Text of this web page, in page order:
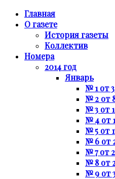
Главная
О газете
История газеты
Коллектив
Номера
2014 год
Январь
№ 1 от
№ 2 от
№ 3 от
№ 4 от
№ 5 от
№ 6 от
№ 7 от
№ 8 от
№ 9 от